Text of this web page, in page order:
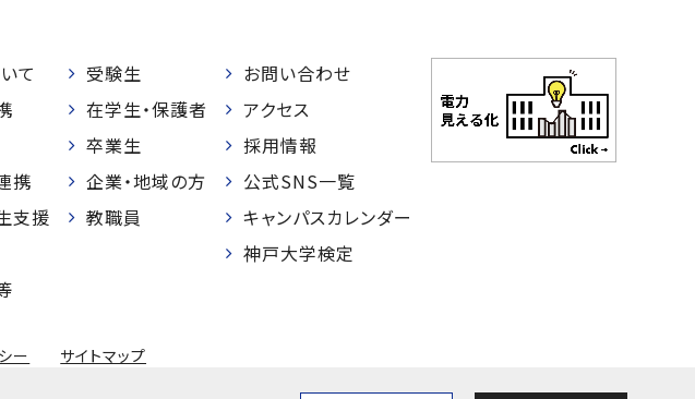
て
携
支援
受験生
在学生・保護者
卒業生
企業・地域の方
教職員
お問い合わせ
アクセス
採用情報
公式SNS一覧
キャンパスカレンダー
神戸大学検定
ー サイトマップ